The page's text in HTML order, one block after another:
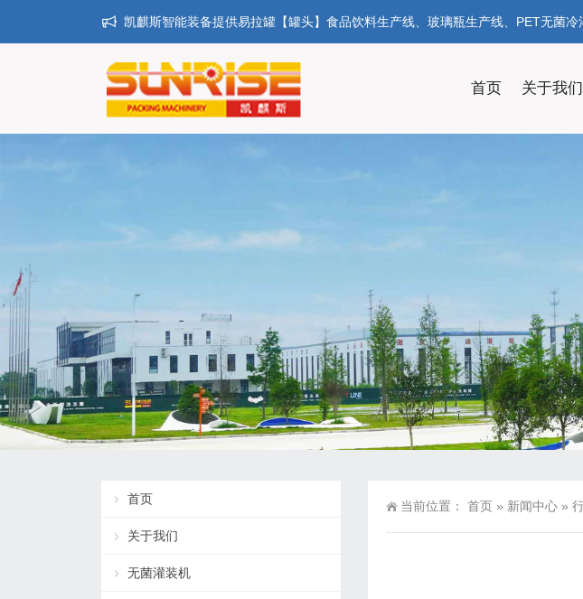
凯麒斯智能装备提供易拉罐【罐头】食品饮料生产线、玻璃瓶生产线、PET无菌
首页 关于我们
当前位置： 首页 » 新闻中心 »
首页
关于我们
无菌灌装机